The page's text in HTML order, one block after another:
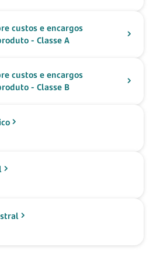
custos e encargos
- Classe A
custos e encargos
- Classe B